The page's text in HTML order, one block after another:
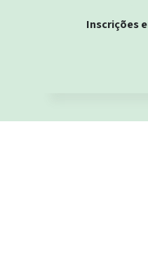
Inscrições